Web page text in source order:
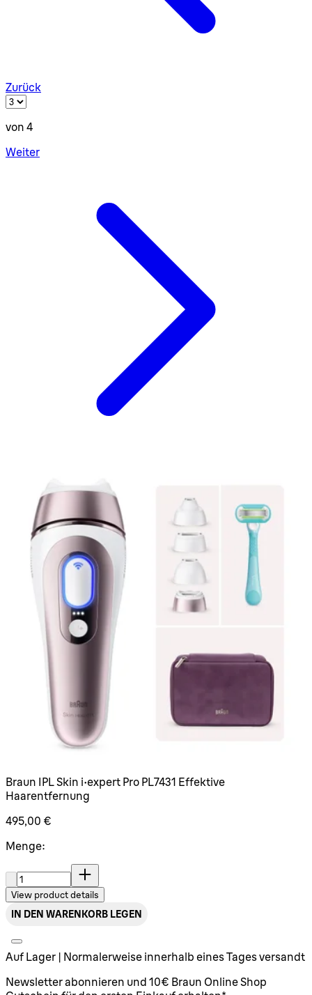
Zurück
von 4
Weiter
Braun IPL Skin i·expert Pro PL7431 Effektive
Haarentfernung
495,00 €
Menge:
Menge:
View product details
IN DEN WARENKORB LEGEN
Auf Lager | Normalerweise innerhalb eines Tages versandt
Newsletter abonnieren und 10€ Braun Online Shop